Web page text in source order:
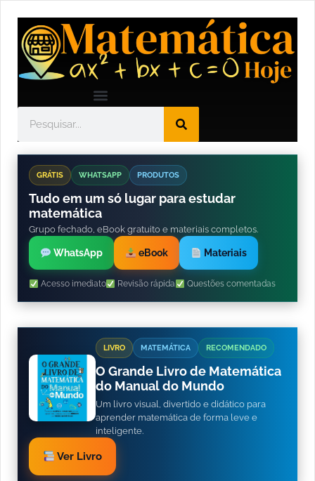
GRÁTIS WHATSAPP PRODUTOS
Tudo em um só lugar para estudar
matemática
Grupo fechado, eBook gratuito e materiais completos.
WhatsApp eBook Materiais
Acesso imediato Revisão rápida Questões comentadas
LIVRO MATEMÁTICA RECOMENDADO
O Grande Livro de Matemática
do Manual do Mundo
Um livro visual, divertido e didático para
aprender matemática de forma leve e
inteligente.
Ver Livro